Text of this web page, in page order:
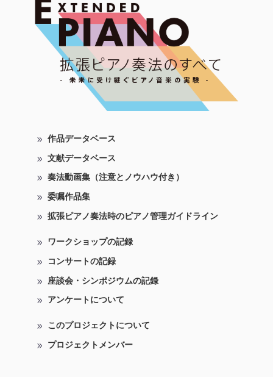
作品データベース
文献データベース
奏法動画集（注意とノウハウ付き）
委嘱作品集
拡張ピアノ奏法時のピアノ管理ガイドライン
ワークショップの記録
コンサートの記録
座談会・シンポジウムの記録
アンケートについて
このプロジェクトについて
プロジェクトメンバー